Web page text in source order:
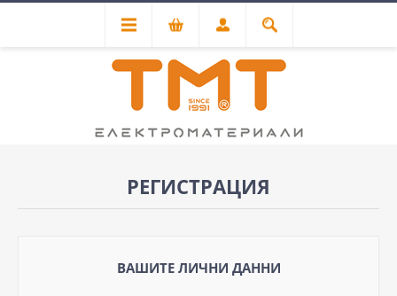
РЕГИСТРАЦИЯ
ВАШИТЕ ЛИЧНИ ДАННИ